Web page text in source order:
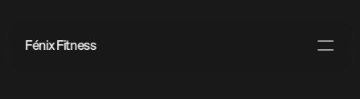
Fénix Fitness